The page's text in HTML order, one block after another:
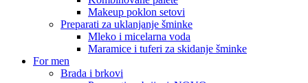
Makeup poklon setovi
Preparati za uklanjanje šminke
Mleko i micelarna voda
Maramice i tuferi za skidanje šminke
For men
Brada i brkovi